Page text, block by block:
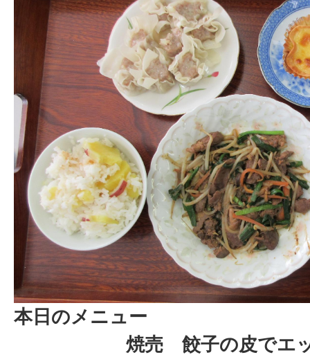
本日のメニュー
焼売 餃子の皮でエ